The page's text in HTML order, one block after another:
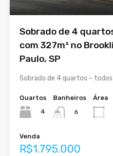
Sobrado de 4
com 327m² no
Paulo, SP
Sobrado de 4 quartos –
Quartos
4
Banheiros
6
Área
Venda
R$1.795.000